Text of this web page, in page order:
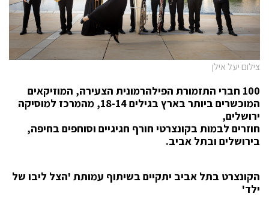
צילום יעל אילן
100 חברי התזמורת הפילהרמונית הצעירה, המוזיקאים
המוכשרים ביותר בארץ בגילים 18-14, מהמרכז למוסיקה
ירושלים,
חוזרים לבמות בקונצרטי חורף חגיגיים וסוחפים בחיפה,
בירושלים ובתל אביב.
הקונצרט בתל אביב יתקיים בשיתוף עמותת 'הצל ליבו של
ילד'